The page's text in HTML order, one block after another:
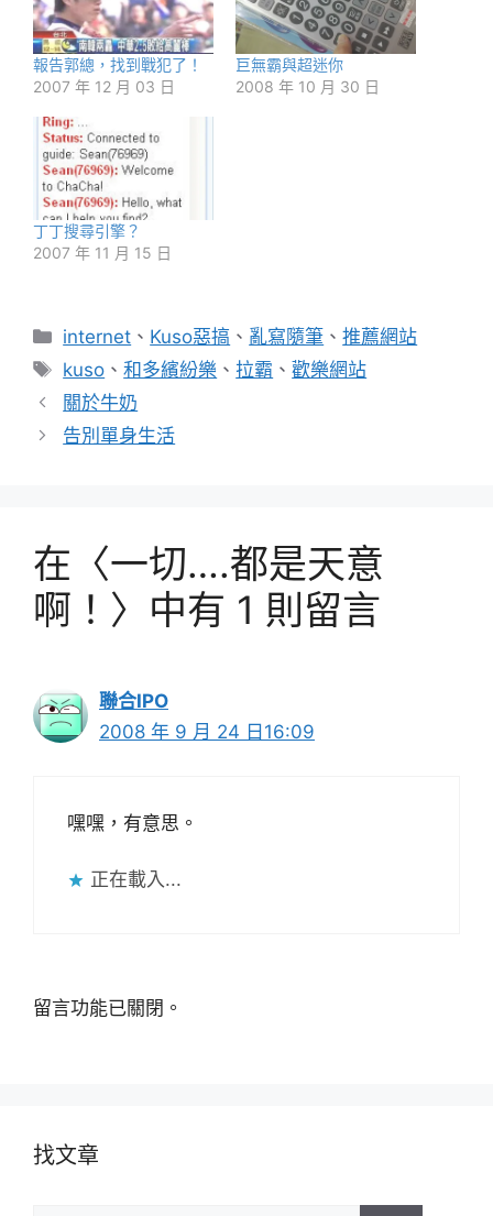
報告郭總，找到戰犯了！
2007 年 12 月 03 日
巨無霸與超迷你
2008 年 10 月 30 日
丁丁搜尋引擎？
2007 年 11 月 15 日
分
類
internet 、 Kuso惡搞 、 亂寫隨筆 、推薦網站
標
籤
kuso 、和多繽紛樂 、 拉霸 、歡樂網站
關於牛奶
告別單身生活
在〈一切….都是天意
啊！〉中有 1 則留言
聯合IPO
2008 年 9 月 24 日16:09
嘿嘿，有意思。
正在載入...
留言功能已關閉。
找文章